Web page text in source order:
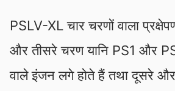
PSLV-XL चार चरणों वाला
और तीसरे चरण यानि PS1 और
वाले इंजन लगे होते हैं तथा दूसरे